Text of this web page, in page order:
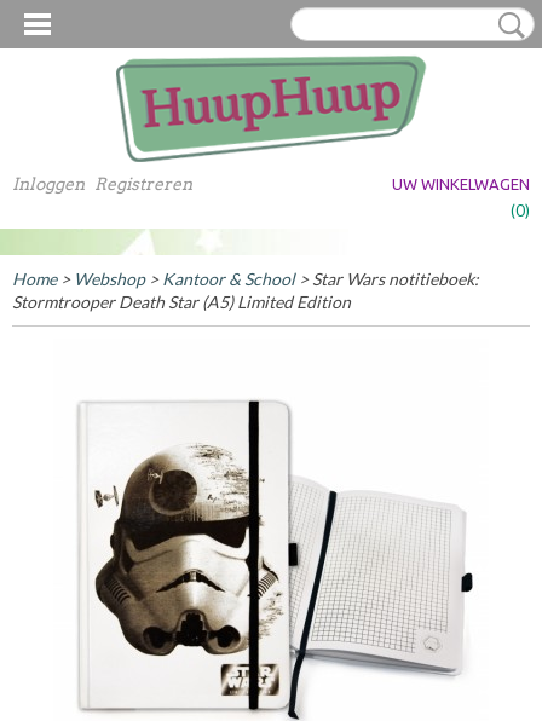
Inloggen Registreren UW WINKELWAGEN
(0)
Home> Webshop>Kantoor & School> Star Wars notitieboek:
Stormtrooper Death Star (A5) Limited Edition